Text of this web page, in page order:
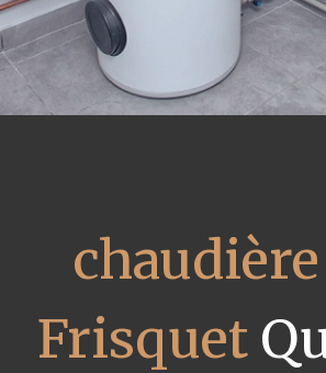
Frisquet